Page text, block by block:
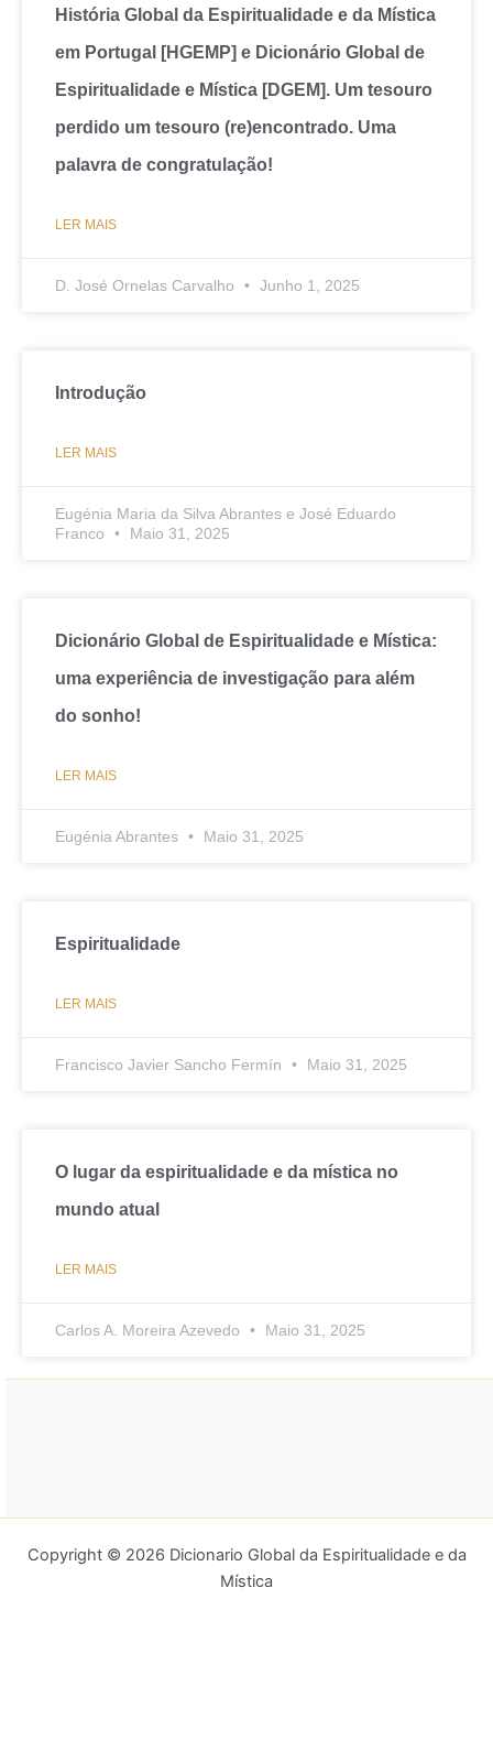
História Global da Espiritualidade e da Mística
em Portugal [HGEMP] e Dicionário Global de
Espiritualidade e Mística [DGEM]. Um tesouro
perdido um tesouro (re)encontrado. Uma
palavra de congratulação!
LER MAIS
D. José Ornelas Carvalho Junho 1, 2025
Introdução
LER MAIS
Eugénia Maria da Silva Abrantes e José Eduardo
Franco
Maio 31, 2025
Dicionário Global de Espiritualidade e Mística:
uma experiência de investigação para além
do sonho!
LER MAIS
Eugénia Abrantes Maio 31, 2025
Espiritualidade
LER MAIS
Francisco Javier Sancho Fermín Maio 31, 2025
O lugar da espiritualidade e da mística no
mundo atual
LER MAIS
Carlos A. Moreira Azevedo Maio 31, 2025
Copyright © 2026 Dicionario Global da Espiritualidade e da
Mística